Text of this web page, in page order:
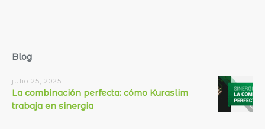
Blog
julio 25, 2025
La combinación perfecta: cómo Kuraslim
trabaja en sinergia